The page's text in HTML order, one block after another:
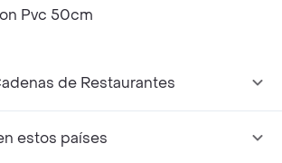
Pvc 50cm
de Restaurantes
estos países